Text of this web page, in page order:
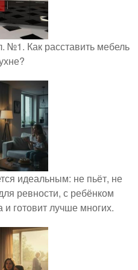
№1. Как расставить мебель
идеальным: не пьёт, не
ревности, с ребёнком
и готовит лучше многих.